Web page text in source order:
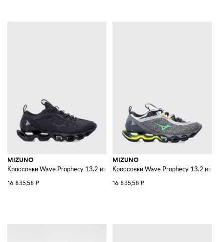
MIZUNO
Кроссовки Wave Prophecy 13.2 из технической ткани
16 835,58 ₽
MIZUNO
Кроссовки Wave Prophecy 13.2 из
16 835,58 ₽